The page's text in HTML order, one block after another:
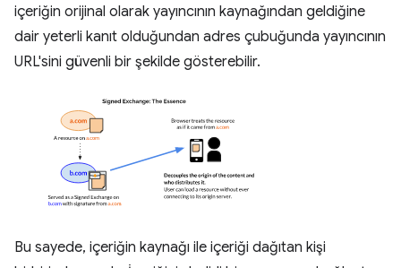
içeriğin orijinal olarak yayıncının kaynağından geldiğine
dair yeterli kanıt olduğundan adres çubuğunda yayıncının
URL'sini güvenli bir şekilde gösterebilir.
Bu sayede, içeriğin kaynağı ile içeriği dağıtan kişi